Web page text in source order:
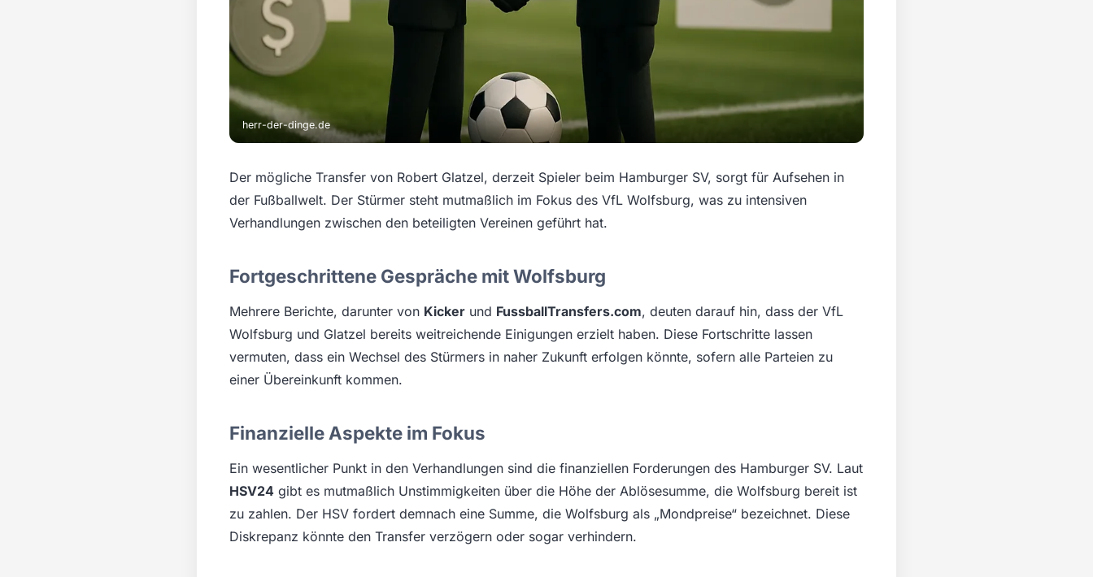
herr-der-dinge.de
Der mögliche Transfer von Robert Glatzel, derzeit Spieler beim Hamburger SV, sorgt für Aufsehen in
der Fußballwelt. Der Stürmer steht mutmaßlich im Fokus des VfL Wolfsburg, was zu intensiven
Verhandlungen zwischen den beteiligten Vereinen geführt hat.
Fortgeschrittene Gespräche mit Wolfsburg
Mehrere Berichte, darunter von Kicker und FussballTransfers.com, deuten darauf hin, dass der VfL
Wolfsburg und Glatzel bereits weitreichende Einigungen erzielt haben. Diese Fortschritte lassen
vermuten, dass ein Wechsel des Stürmers in naher Zukunft erfolgen könnte, sofern alle Parteien zu
einer Übereinkunft kommen.
Finanzielle Aspekte im Fokus
Ein wesentlicher Punkt in den Verhandlungen sind die finanziellen Forderungen des Hamburger SV. Laut
HSV24 gibt es mutmaßlich Unstimmigkeiten über die Höhe der Ablösesumme, die Wolfsburg bereit ist
zu zahlen. Der HSV fordert demnach eine Summe, die Wolfsburg als „Mondpreise“ bezeichnet. Diese
Diskrepanz könnte den Transfer verzögern oder sogar verhindern.